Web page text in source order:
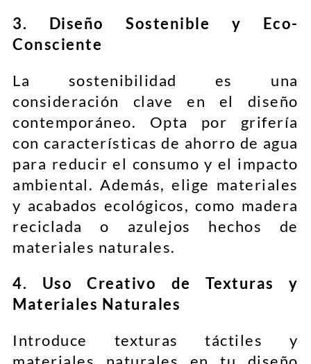
3. Diseño Sostenible y Eco-
Consciente
La sostenibilidad es una
consideración clave en el diseño
contemporáneo. Opta por grifería
con características de ahorro de agua
para reducir el consumo y el impacto
ambiental. Además, elige materiales
y acabados ecológicos, como madera
reciclada o azulejos hechos de
materiales naturales.
4. Uso Creativo de Texturas y
Materiales Naturales
Introduce texturas táctiles y